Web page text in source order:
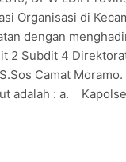
Organisasi di
dengan
2 Subdit 4
Camat
adalah : a.